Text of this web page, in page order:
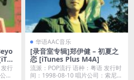
行
华语AAC音乐
[录音室专辑]郑伊健 – 初夏之
恋 [iTunes Plus M4A]
流派：POP流行 语种：粤语 发行时
间：1998-08-10 唱片公司：索尼音